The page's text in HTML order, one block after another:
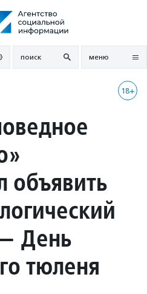
поиск меню
18+
объявить
День
тюленя